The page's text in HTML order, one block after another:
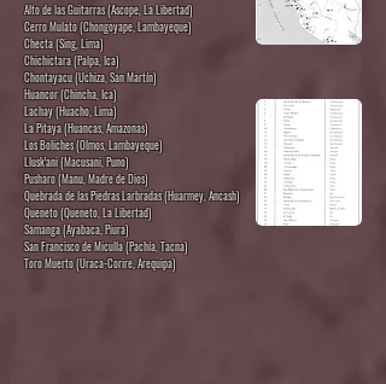
Alto de las Guitarras (Ascope, La Libertad)
Cerro Mulato (Chongoyape, Lambayeque)
Checta(Sing, Lima)
Chichictara (Palpa, Ica)
Chontayacu (Uchiza, San Martín)
Huancor (Chincha, Ica)
Lachay (Huacho, Lima)
La Pitaya (Huancas, Amazonas)
Los Boliches (Olmos, Lambayeque)
Llusk'ani (Macusani, Puno)
Pusharo (Manu, Madre de Dios)
Quebrada de las Piedras Larbradas (Huarmey, Ancash)
Queneto (Queneto, La Libertad)
Samanga (Ayabaca, Piura)
San Francisco de Miculla (Pachía, Tacna)
Toro Muerto (Uraca-Corire, Arequipa)